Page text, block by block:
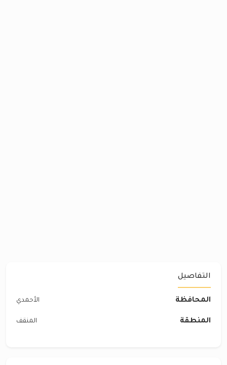
التفاصيل
المحافظة الأحمدي
المنطقة المنقف